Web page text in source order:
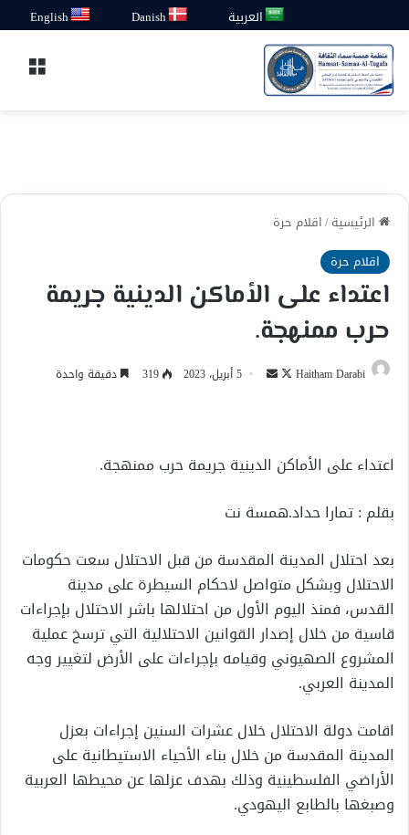
العربية Danish
English
الرئيسية/اقلام حرة
اقلام حرة
اعتداء على الأماكن الدينية جريمة
حرب ممنهجة.
Haitham Darabi
تابعأرسل 5 أبريل، 2023 319 دقيقة واحدة
اعتداء على الأماكن الدينية جريمة حرب ممنهجة.
بقلم : تمارا حداد.همسة نت
بعد احتلال المدينة المقدسة من قبل الاحتلال سعت حكومات
الاحتلال وبشكل متواصل لاحكام السيطرة على مدينة
القدس، فمنذ اليوم الأول من احتلالها باشر الاحتلال بإجراءات
قاسية من خلال إصدار القوانين الاحتلالية التي ترسخ عملية
المشروع الصهيوني وقيامه بإجراءات على الأرض لتغيير وجه
المدينة العربي.
اقامت دولة الاحتلال خلال عشرات السنين إجراءات بعزل
المدينة المقدسة من خلال بناء الأحياء الاستيطانية على
الأراضي الفلسطينية وذلك بهدف عزلها عن محيطها العربية
وصبغها بالطابع اليهودي.